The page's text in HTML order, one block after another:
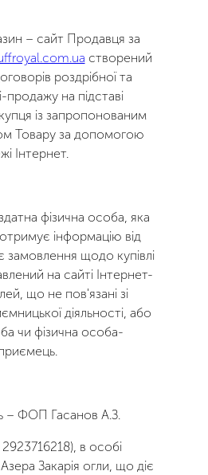
– сайт Продавця за
створений
роздрібної та
продажу на підставі
із запропонованим
Товару за допомогою
Інтернет.
фізична особа, яка
інформацію від
щодо купівлі
на сайті Інтернет-
що не пов'язані зі
діяльності, або
чи фізична особа-
– ФОП Гасанов А.З.
), в особі
Закарія огли, що діє